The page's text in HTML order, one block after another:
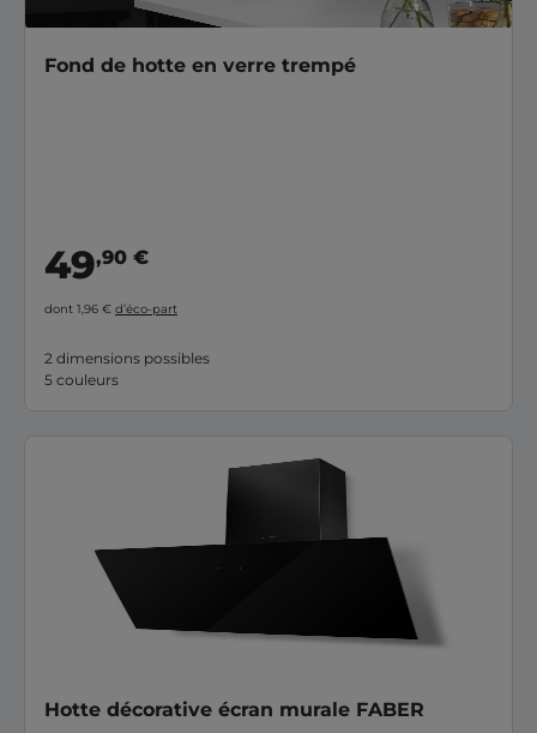
Fond de hotte en verre trempé
49,90 €
dont 1,96 € d’éco-part
2 dimensions possibles
5 couleurs
Hotte décorative écran murale FABER